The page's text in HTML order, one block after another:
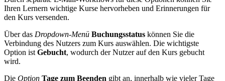
Ihren Lernern wichtige Kurse hervorheben und Erinnerungen für
den Kurs versenden.
Über das Dropdown-Menü Buchungsstatus können Sie die
Verbindung des Nutzers zum Kurs auswählen. Die wichtigste
Option ist Gebucht, wodurch der Nutzer auf den Kurs gebucht
wird.
Die Option Tage zum Beenden gibt an, innerhalb wie vieler Tage